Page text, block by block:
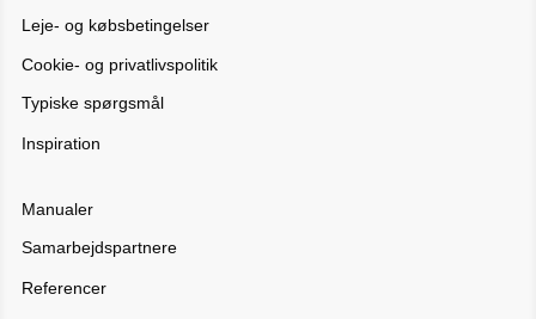
Leje- og købsbetingelser
Cookie- og privatlivspolitik
Typiske spørgsmål
Inspiration
Manualer
Samarbejdspartnere
Referencer